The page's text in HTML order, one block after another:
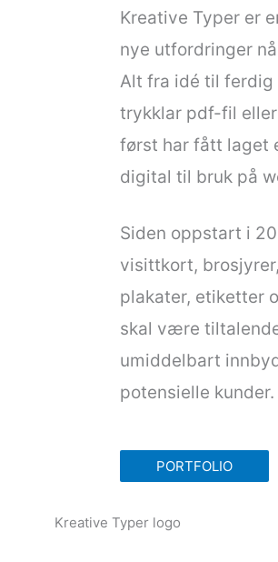
Kreative Typer er
nye utfordringer
Alt fra idé til ferdig
trykklar pdf-fil
først har fått laget
digital til bruk på
Siden oppstart i
visittkort,
plakater, etiketter
skal være
umiddelbart
potensielle kunder.
PORTFOLIO